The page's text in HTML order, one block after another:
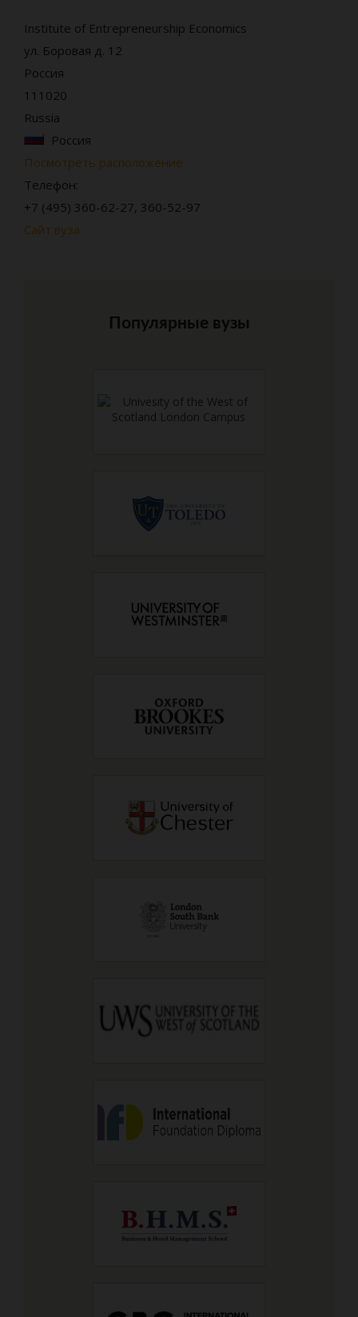
Institute of Entrepreneurship Economics
ул. Боровая д. 12
Россия
111020
Russia
Россия
Посмотреть расположение
Телефон:
+7 (495) 360-62-27, 360-52-97
Сайт вуза
Популярные вузы